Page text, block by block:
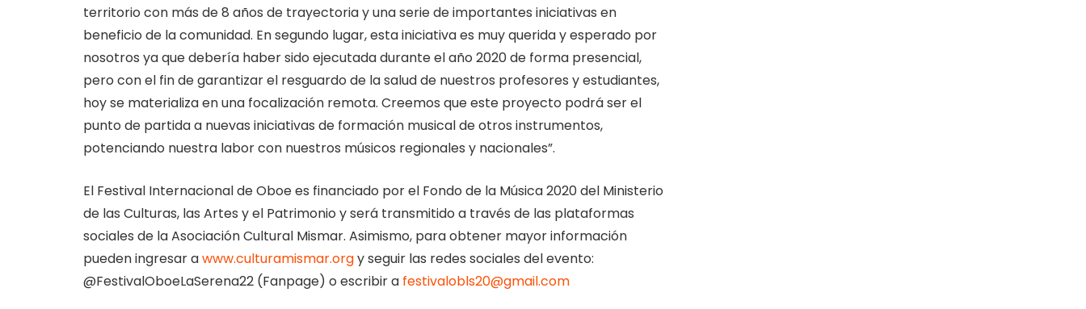
territorio con más de 8 años de trayectoria y una serie de importantes iniciativas en
beneficio de la comunidad. En segundo lugar, esta iniciativa es muy querida y esperado por
nosotros ya que debería haber sido ejecutada durante el año 2020 de forma presencial,
pero con el fin de garantizar el resguardo de la salud de nuestros profesores y estudiantes,
hoy se materializa en una focalización remota. Creemos que este proyecto podrá ser el
punto de partida a nuevas iniciativas de formación musical de otros instrumentos,
potenciando nuestra labor con nuestros músicos regionales y nacionales”.
El Festival Internacional de Oboe es financiado por el Fondo de la Música 2020 del Ministerio
de las Culturas, las Artes y el Patrimonio y será transmitido a través de las plataformas
sociales de la Asociación Cultural Mismar. Asimismo, para obtener mayor información
pueden ingresar awww.culturamismar.orgy seguir las redes sociales del evento:
@FestivalOboeLaSerena22 (Fanpage) o escribir a festivalobls20@gmail.com